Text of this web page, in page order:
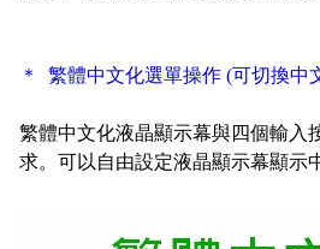
＊ 繁體中文化選單操作 (可切換中
繁體中文化液晶顯示幕與四個輸入
求。可以自由設定液晶顯示幕顯示